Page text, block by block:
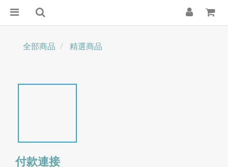
全部商品 精選商品
付款連接